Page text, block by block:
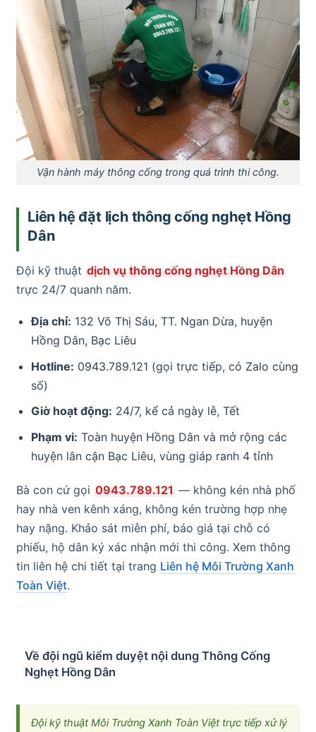
Vận hành máy thông cống trong quá trình thi công.
Liên hệ đặt lịch thông cống nghẹt Hồng
Dân
Đội kỹ thuật dịch vụ thông cống nghẹt Hồng Dân
trực 24/7 quanh năm.
Địa chỉ: 132 Võ Thị Sáu, TT. Ngan Dừa, huyện
Hồng Dân, Bạc Liêu
Hotline: 0943.789.121 (gọi trực tiếp, có Zalo cùng
số)
Giờ hoạt động: 24/7, kể cả ngày lễ, Tết
Phạm vi: Toàn huyện Hồng Dân và mở rộng các
huyện lân cận Bạc Liêu, vùng giáp ranh 4 tỉnh
Bà con cứ gọi 0943.789.121 — không kén nhà phố
hay nhà ven kênh xáng, không kén trường hợp nhẹ
hay nặng. Khảo sát miễn phí, báo giá tại chỗ có
phiếu, hộ dân ký xác nhận mới thi công. Xem thông
tin liên hệ chi tiết tại trang Liên hệ Môi Trường Xanh
Toàn Việt.
Về đội ngũ kiểm duyệt nội dung Thông Cống
Nghẹt Hồng Dân
Đội kỹ thuật Môi Trường Xanh Toàn Việt trực tiếp xử lý